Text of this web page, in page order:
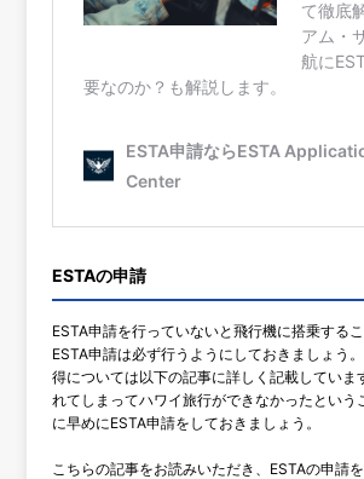
ESTAの申請
ESTA申請を行っていないと飛行機に搭乗するこ
ESTA申請は必ず行うようにしておきましょう
得については以下の記事に詳しく記載していま
れてしまってハワイ旅行ができなかったという
に早めにESTA申請をしておきましょう。
こちらの記事をお読みいただき、ESTAの申請